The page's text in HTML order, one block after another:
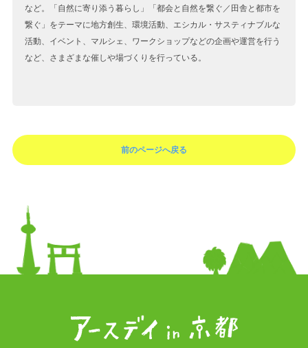
など。「自然に寄り添う暮らし」「都会と自然を繋ぐ／田舎と都市を
繋ぐ」をテーマに地方創生、環境活動、エシカル・サスティナブルな
活動、イベント、マルシェ、ワークショップなどの企画や運営を行う
など、さまざまな催しや場づくりを行っている。
前のページへ戻る